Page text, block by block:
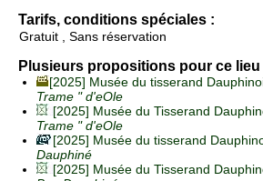
Tarifs, conditions spéciales :
Gratuit , Sans réservation
Plusieurs propositions pour ce lieu
[2025] Musée du tisserand
Trame " d'eOle
[2025] Musée du Tisserand
Trame " d'eOle
[2025] Musée du tisserand
Dauphiné
[2025] Musée du Tisserand